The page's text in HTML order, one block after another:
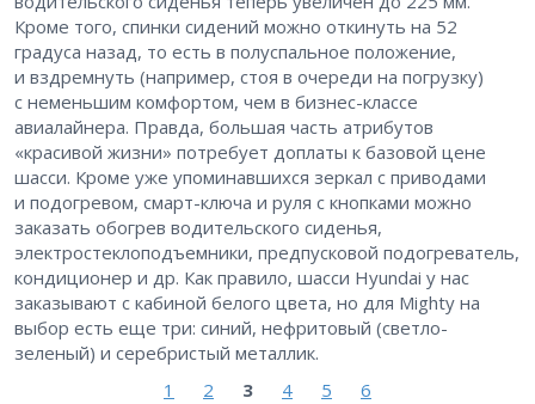
Кроме того, спинки сидений можно откинуть на 52
градуса назад, то есть в полуспальное положение,
и вздремнуть (например, стоя в очереди на погрузку)
с неменьшим комфортом, чем в бизнес-классе
авиалайнера. Правда, большая часть атрибутов
«красивой жизни» потребует доплаты к базовой цене
шасси. Кроме уже упоминавшихся зеркал с приводами
и подогревом, смарт-ключа и руля с кнопками можно
заказать обогрев водительского сиденья,
электростеклоподъемники, предпусковой подогреватель,
кондиционер и др. Как правило, шасси Hyundai у нас
заказывают с кабиной белого цвета, но для Mighty на
выбор есть еще три: синий, нефритовый (светло-
зеленый) и серебристый металлик.
1
2 3 4 5
6